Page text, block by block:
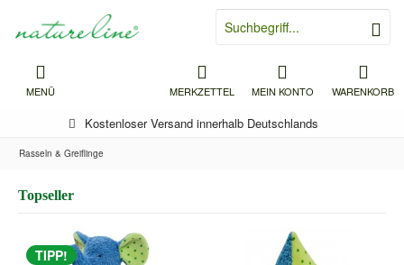
Kostenloser Versand innerhalb Deutschlands
MENÜ WARENKORB
MERKZETTEL MEIN KONTO
Rasseln & Greiflinge
Topseller
TIPP!